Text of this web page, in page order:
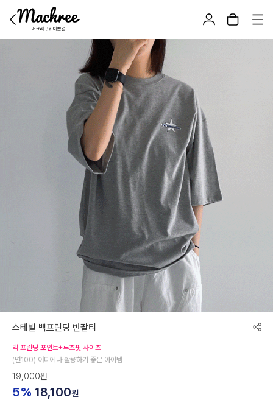
스테빌 백프린팅 반팔티
백 프린팅 포인트+루즈핏 사이즈
(면100) 어디에나 활용하기 좋은 아이템
19,000원
5% 18,100원